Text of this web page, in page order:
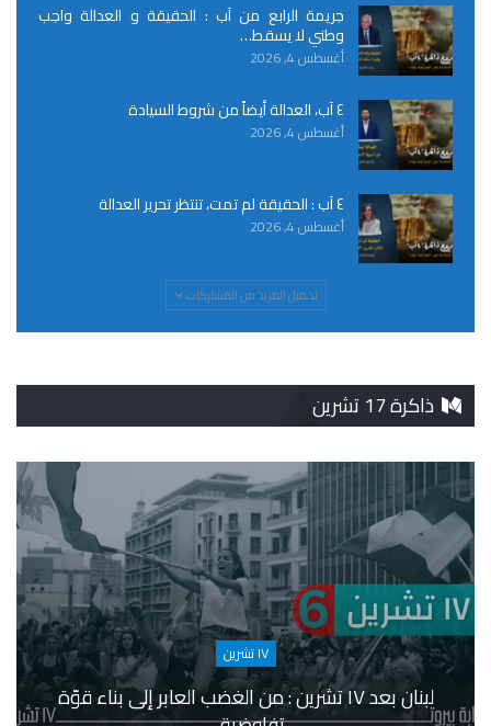
جريمة الرابع من آب : الحقيقة و العدالة واجب
وطني لا يسقط…
أغسطس 4, 2026
٤ آب، العدالة أيضاً من شروط السيادة
أغسطس 4, 2026
٤ آب : الحقيقة لم تمت، تنتظر تحرير العدالة
أغسطس 4, 2026
تحميل المزيد من المشاركات
ذاكرة 17 تشرين
١٧ تشرين
لبنان بعد ١٧ تشرين : من الغضب العابر إلى بناء قوّة